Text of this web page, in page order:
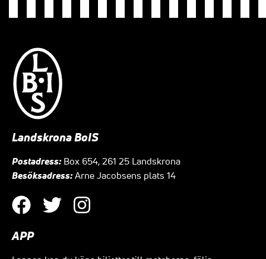
Landskrona BoIS
Postadress: Box 654, 261 25 Landskrona
Besöksadress: Arne Jacobsens plats 14
APP